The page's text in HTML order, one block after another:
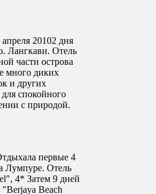
апреля 20102 дня
Лангкави. Отель
части острова
много диких
и других
спокойного
с природой.
первые 4
Лумпуре. Отель
4* Затем 9 дней
Beach